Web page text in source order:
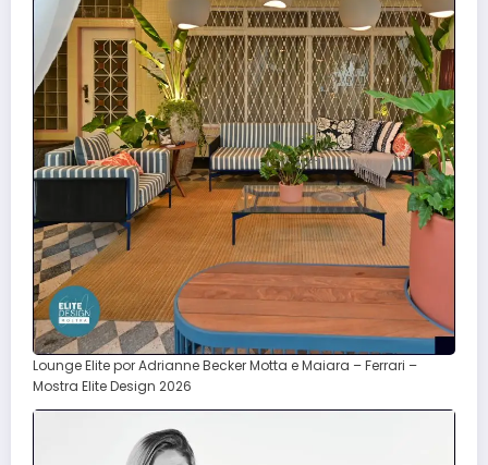
Lounge Elite por Adrianne Becker Motta e Maiara – Ferrari –
Mostra Elite Design 2026